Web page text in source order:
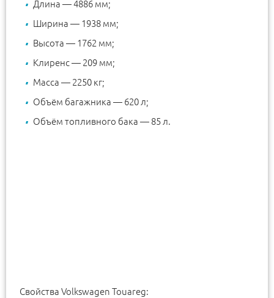
Длина — 4886 мм;
Ширина — 1938 мм;
Высота — 1762 мм;
Клиренс — 209 мм;
Масса — 2250 кг;
Объём багажника — 620 л;
Объём топливного бака — 85 л.
Свойства Volkswagen Touareg: